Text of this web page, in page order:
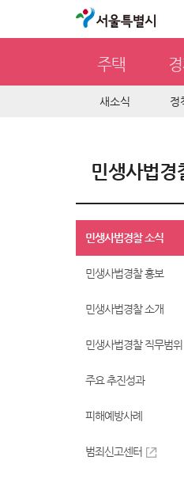
서울특별시
주택 경
새소식 정
민생사법경
민생사법경찰 소식
민생사법경찰 홍보
민생사법경찰 소개
민생사법경찰 직무범위
주요 추진성과
피해예방사례
범죄신고센터